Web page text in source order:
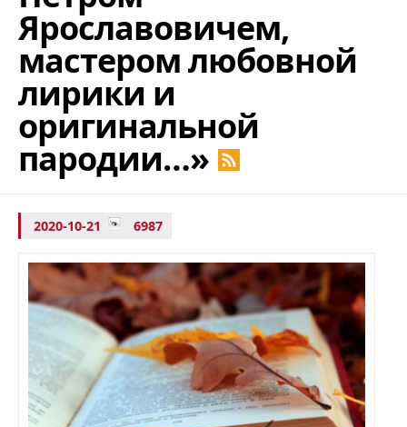
Ярославовичем,
мастером любовной
лирики и
оригинальной
пародии…»
2020-10-21 6987